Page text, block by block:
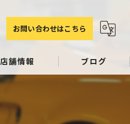
お問い合わせはこちら
店舗情報 ブログ